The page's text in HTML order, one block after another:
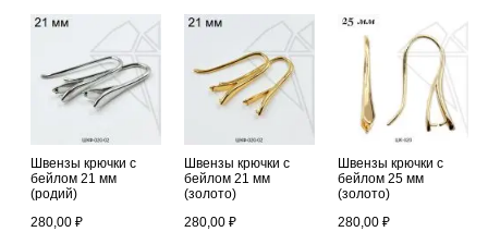
Швензы крючки с
бейлом 21 мм
(родий)
280,00 ₽
Швензы крючки с
бейлом 21 мм
(золото)
280,00 ₽
Швензы крючки с
бейлом 25 мм
(золото)
280,00 ₽